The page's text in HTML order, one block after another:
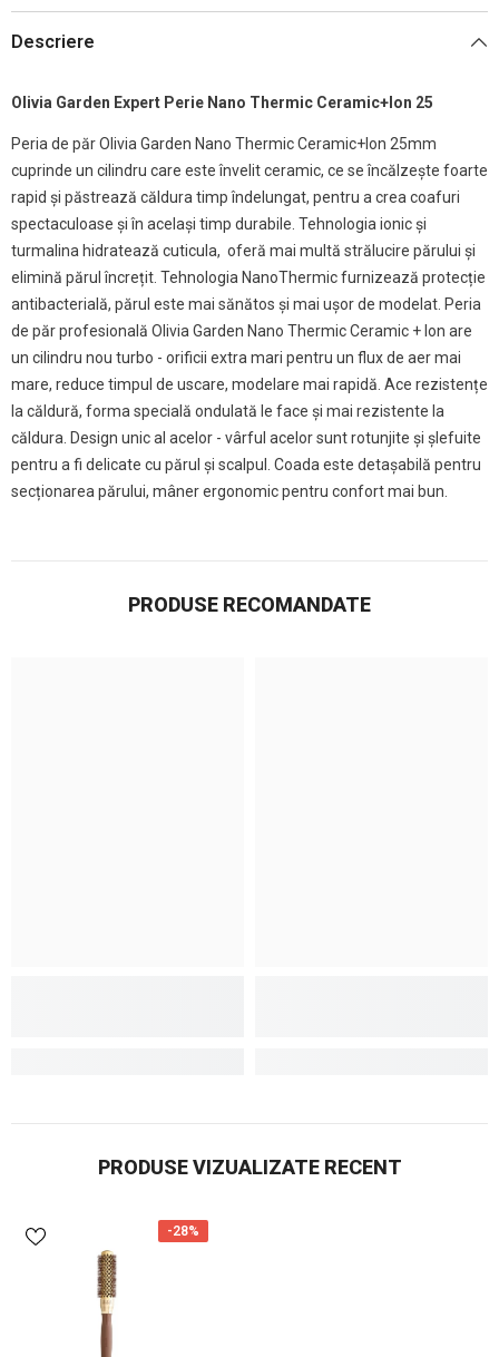
Descriere
Olivia Garden Expert Perie Nano Thermic Ceramic+Ion 25
Peria de păr Olivia Garden Nano Thermic Ceramic+Ion 25mm
cuprinde un cilindru care este învelit ceramic, ce se încălzește foarte
rapid și păstrează căldura timp îndelungat, pentru a crea coafuri
spectaculoase și în același timp durabile. Tehnologia ionic și
turmalina hidratează cuticula, oferă mai multă strălucire părului și
elimină părul încrețit. Tehnologia NanoThermic furnizează protecție
antibacterială, părul este mai sănătos și mai ușor de modelat. Peria
de păr profesională Olivia Garden Nano Thermic Ceramic + Ion are
un cilindru nou turbo - orificii extra mari pentru un flux de aer mai
mare, reduce timpul de uscare, modelare mai rapidă. Ace rezistențe
la căldură, forma specială ondulată le face și mai rezistente la
căldura. Design unic al acelor - vârful acelor sunt rotunjite și șlefuite
pentru a fi delicate cu părul și scalpul. Coada este detașabilă pentru
secționarea părului, mâner ergonomic pentru confort mai bun.
PRODUSE RECOMANDATE
PRODUSE VIZUALIZATE RECENT
-28%